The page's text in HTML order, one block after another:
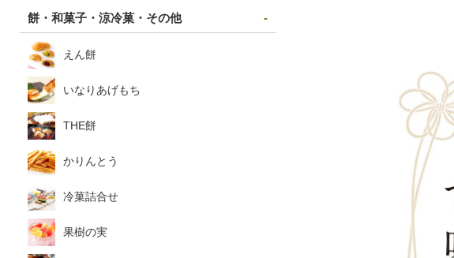
餅・和菓子・涼冷菓・その他
えん餅
いなりあげもち
THE餅
かりんとう
冷菓詰合せ
果樹の実